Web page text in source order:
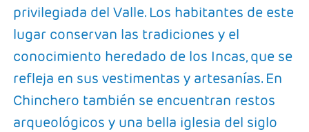
privilegiada del Valle. Los habitantes de este
lugar conservan las tradiciones y el
conocimiento heredado de los Incas, que se
refleja en sus vestimentas y artesanías. En
Chinchero también se encuentran restos
arqueológicos y una bella iglesia del siglo